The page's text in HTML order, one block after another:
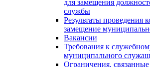
для замещения
службы
Результаты проведения
замещение
Вакансии
Требования к
муниципального
Ограничения,